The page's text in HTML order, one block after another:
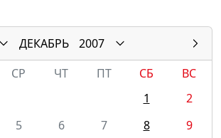
ДЕКАБРЬ
2007
СР ЧТ ПТ СБ
ВС
1
2
5 6 7 8
9